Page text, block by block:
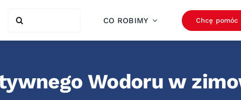
for:
CO ROBIMY Chcę pomóc
Wodoru w